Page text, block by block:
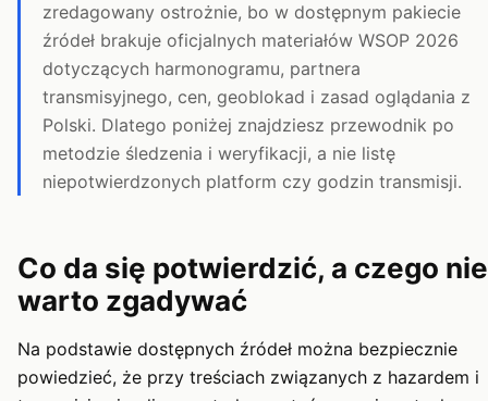
zredagowany ostrożnie, bo w dostępnym pakiecie
źródeł brakuje oficjalnych materiałów WSOP 2026
dotyczących harmonogramu, partnera
transmisyjnego, cen, geoblokad i zasad oglądania z
Polski. Dlatego poniżej znajdziesz przewodnik po
metodzie śledzenia i weryfikacji, a nie listę
niepotwierdzonych platform czy godzin transmisji.
Co da się potwierdzić, a czego nie
warto zgadywać
Na podstawie dostępnych źródeł można bezpiecznie
powiedzieć, że przy treściach związanych z hazardem i